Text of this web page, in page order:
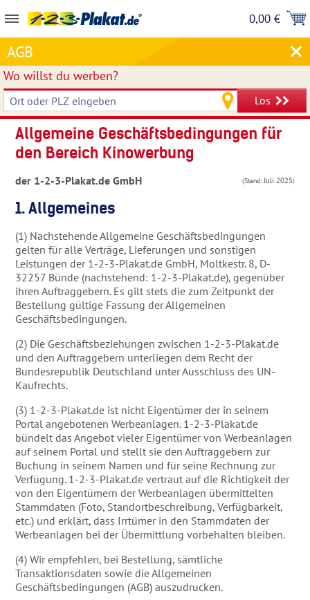
0,00 €
AGB
Wo willst du werben?
Los
Allgemeine Geschäftsbedingungen für
den Bereich Kinowerbung
der 1-2-3-Plakat.de GmbH (Stand:Juli 2025)
1. Allgemeines
(1) Nachstehende Allgemeine Geschäftsbedingungen
gelten für alle Verträge, Lieferungen und sonstigen
Leistungen der 1-2-3-Plakat.de GmbH, Moltkestr. 8, D-
32257 Bünde (nachstehend: 1-2-3-Plakat.de), gegenüber
ihren Auftraggebern. Es gilt stets die zum Zeitpunkt der
Bestellung gültige Fassung der Allgemeinen
Geschäftsbedingungen.
(2) Die Geschäftsbeziehungen zwischen 1-2-3-Plakat.de
und den Auftraggebern unterliegen dem Recht der
Bundesrepublik Deutschland unter Ausschluss des UN-
Kaufrechts.
(3) 1-2-3-Plakat.de ist nicht Eigentümer der in seinem
Portal angebotenen Werbeanlagen. 1-2-3-Plakat.de
bündelt das Angebot vieler Eigentümer von Werbeanlagen
auf seinem Portal und stellt sie den Auftraggebern zur
Buchung in seinem Namen und für seine Rechnung zur
Verfügung. 1-2-3-Plakat.de vertraut auf die Richtigkeit der
von den Eigentümern der Werbeanlagen übermittelten
Stammdaten (Foto, Standortbeschreibung, Verfügbarkeit,
etc.) und erklärt, dass Irrtümer in den Stammdaten der
Werbeanlagen bei der Übermittlung vorbehalten bleiben.
(4) Wir empfehlen, bei Bestellung, sämtliche
Transaktionsdaten sowie die Allgemeinen
Geschäftsbedingungen (AGB) auszudrucken.